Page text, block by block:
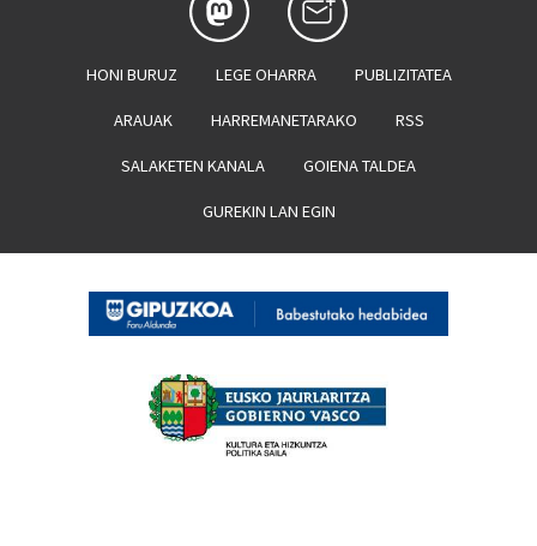
HONI BURUZ LEGE OHARRA PUBLIZITATEA
ARAUAK HARREMANETARAKO RSS
SALAKETEN KANALA GOIENA TALDEA
GUREKIN LAN EGIN